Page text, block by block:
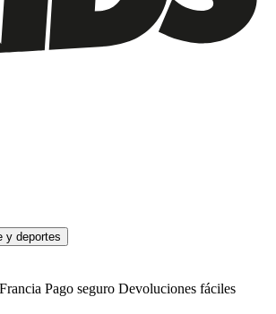
y deportes
Pago seguro Devoluciones fáciles